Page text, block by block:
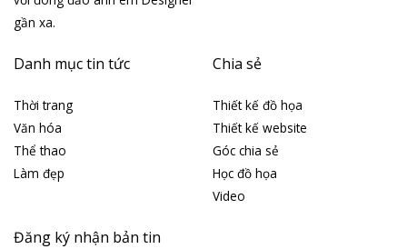
gần xa.
Danh mục tin tức
Thời trang
Văn hóa
Thể thao
Làm đẹp
Chia sẻ
Thiết kế đồ họa
Thiết kế website
Góc chia sẻ
Học đồ họa
Video
Đăng ký nhận bản tin